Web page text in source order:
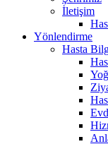
İletişim
Yönlendirme
Hasta